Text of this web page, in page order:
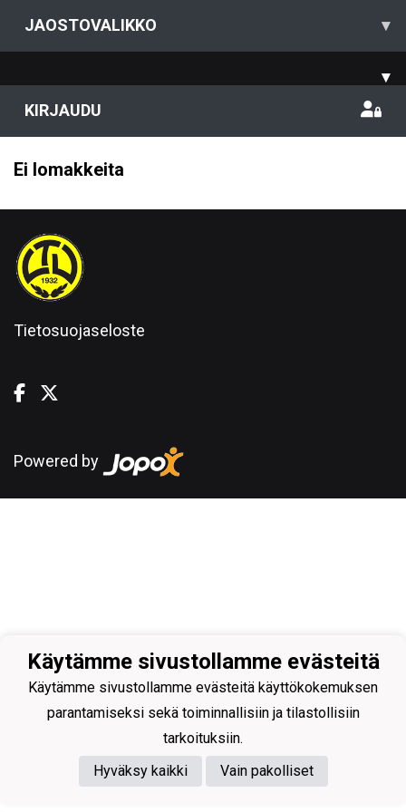
JAOSTOVALIKKO ▾
▾
KIRJAUDU
Ei lomakkeita
Tietosuojaseloste
Powered by
Käytämme sivustollamme evästeitä
Käytämme sivustollamme evästeitä käyttökokemuksen
parantamiseksi sekä toiminnallisiin ja tilastollisiin
tarkoituksiin.
Hyväksy kaikki
Vain pakolliset